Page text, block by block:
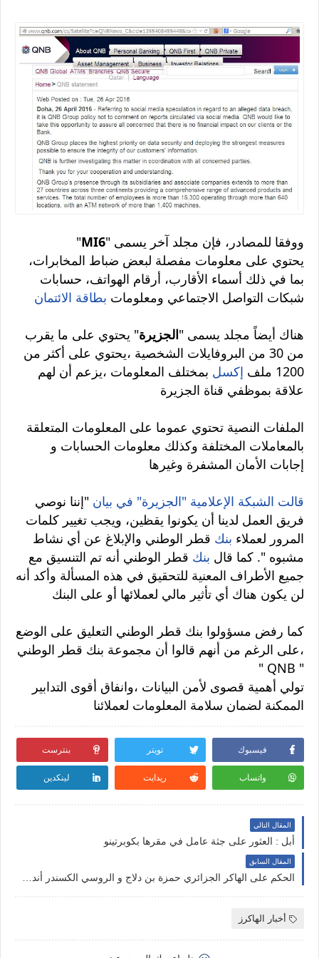
"MI6 " ووفقا للمصادر، فإن مجلد آخر يسمى
يحتوي على معلومات مفصلة لبعض ضباط المخابرات،
بما في ذلك أسماء الأقارب، أرقام الهواتف، حسابات
شبكات التواصل الاجتماعي ومعلومات بطاقة الائتمان
هناك أيضاً مجلد يسمى "الجزيرة" يحتوي على ما يقرب
من 30 من البروفايلات الشخصية ،يحتوي على أكثر من
1200 ملف
إكسل بمختلف المعلومات ،يزعم أن لهم
علاقة بموظفي قناة الجزيرة
الملفات النصية تحتوي عموما على المعلومات المتعلقة
بالمعاملات المختلفة وكذلك معلومات الحسابات و
إجابات الأمان المشفرة وغيرها
قالت الشبكة الإعلامية "الجزيرة" في بيان "إننا نوصي
فريق العمل لدينا أن يكونوا يقظين، ويجب تغيير كلمات
المرور لعملاء بنك قطر الوطني والإبلاغ عن أي نشاط
مشبوه ". كما قال بنك قطر الوطني أنه تم التنسيق مع
جميع الأطراف المعنية للتحقيق في هذه المسألة وأكد أنه
لن يكون هناك أي تأثير مالي لعملائها أو على البنك
كما رفض مسؤولوا بنك قطر الوطني التعليق على الوضع
،على الرغم من أنهم قالوا أن مجموعة بنك قطر الوطني
" QNB "
تولي أهمية قصوى لأمن البيانات ،وانفاق أقوى التدابير
الممكنة لضمان سلامة المعلومات لعملائنا
فيسبوك تويتر بنترست
واتساب ريدايت لينكدين
المقال التالي
أبل : العثور على جثة عامل في مقرها بكوبرتينو
المقال السابق
أخبار الهاكرز